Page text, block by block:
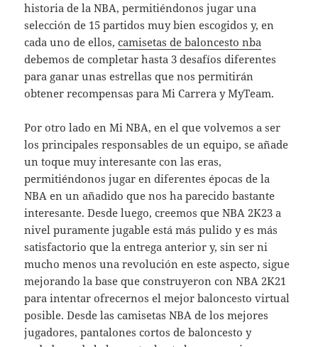
historia de la NBA, permitiéndonos jugar una
selección de 15 partidos muy bien escogidos y, en
cada uno de ellos,camisetas de baloncesto nba
debemos de completar hasta 3 desafíos diferentes
para ganar unas estrellas que nos permitirán
obtener recompensas para Mi Carrera y MyTeam.
Por otro lado en Mi NBA, en el que volvemos a ser
los principales responsables de un equipo, se añade
un toque muy interesante con las eras,
permitiéndonos jugar en diferentes épocas de la
NBA en un añadido que nos ha parecido bastante
interesante. Desde luego, creemos que NBA 2K23 a
nivel puramente jugable está más pulido y es más
satisfactorio que la entrega anterior y, sin ser ni
mucho menos una revolución en este aspecto, sigue
mejorando la base que construyeron con NBA 2K21
para intentar ofrecernos el mejor baloncesto virtual
posible. Desde las camisetas NBA de los mejores
jugadores, pantalones cortos de baloncesto y